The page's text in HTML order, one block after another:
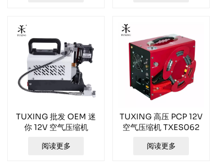
TUXING 批发 OEM 迷
你 12V 空气压缩机
阅读更多
TUXING 高压 PCP 12V
空气压缩机 TXES062
阅读更多